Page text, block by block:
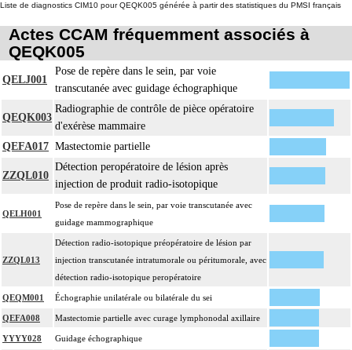
Liste de diagnostics CIM10 pour QEQK005 générée à partir des statistiques du PMSI français
Actes CCAM fréquemment associés à
QEQK005
QELJ001
Pose de repère dans le sein, par voie
transcutanée avec guidage échographique
QEQK003
Radiographie de contrôle de pièce opératoire
d'exérèse mammaire
QEFA017 Mastectomie partielle
ZZQL010
Détection peropératoire de lésion après
injection de produit radio-isotopique
QELH001
Pose de repère dans le sein, par voie transcutanée avec
guidage mammographique
ZZQL013
Détection radio-isotopique préopératoire de lésion par
injection transcutanée intratumorale ou péritumorale, avec
détection radio-isotopique peropératoire
QEQM001 Échographie unilatérale ou bilatérale du sei
QEFA008 Mastectomie partielle avec curage lymphonodal axillaire
YYYY028 Guidage échographique